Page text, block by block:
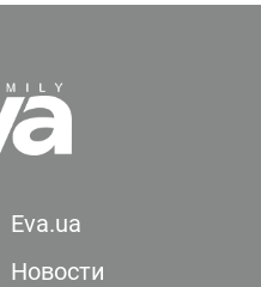
Eva.ua
Новости